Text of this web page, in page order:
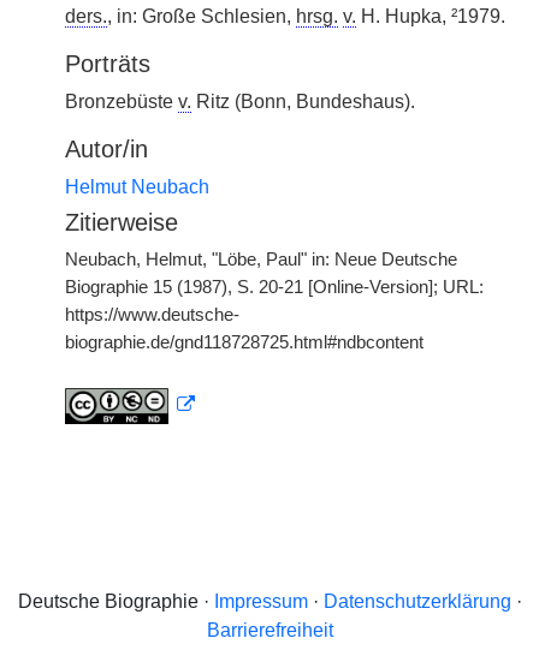
ders., in: Große Schlesien, hrsg. v. H. Hupka, ²1979.
Porträts
Bronzebüste v. Ritz (Bonn, Bundeshaus).
Autor/in
Helmut Neubach
Zitierweise
Neubach, Helmut, "Löbe, Paul" in: Neue Deutsche
Biographie 15 (1987), S. 20-21 [Online-Version]; URL:
https://www.deutsche-
biographie.de/gnd118728725.html#ndbcontent
Deutsche Biographie · Impressum· Datenschutzerklärung ·
Barrierefreiheit